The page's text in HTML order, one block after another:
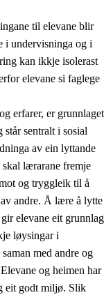
til elevane blir
i undervisninga og i
kan ikkje isolerast
elevane si faglege
erfarer, er grunnlaget
sentralt i sosial
av ein lyttande
skal lærarane fremje
og tryggleik til å
andre. Å lære å lytte
elevane eit grunnlag
løysingar i
med andre og
og heimen har
eit godt miljø. Slik